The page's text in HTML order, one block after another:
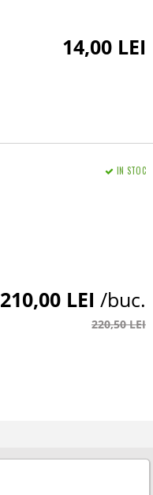
14,00 LEI
IN STOC
210,00 LEI /buc.
220,50 LEI